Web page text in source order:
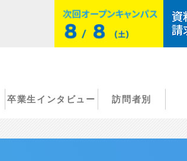
卒業生インタビュー 訪問者別